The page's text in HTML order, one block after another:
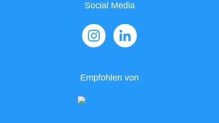
Social Media
Empfohlen von